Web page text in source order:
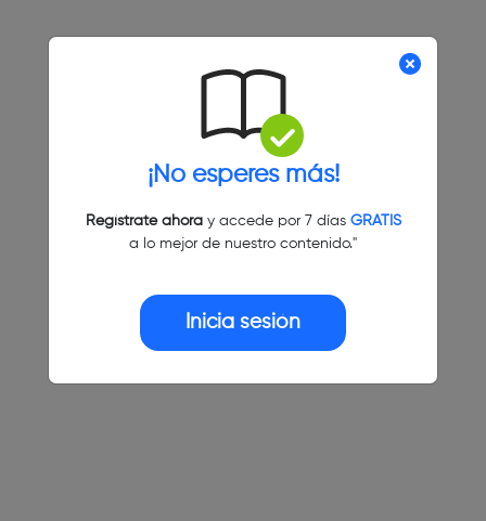
¡No esperes más!
Regístrate ahoray accede por 7 días GRATIS
a lo mejor de nuestro contenido."
Inicia sesión